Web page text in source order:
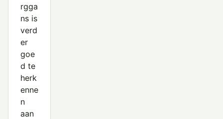
rgga
ns is
verd
er
goe
d te
herk
enne
n
aan